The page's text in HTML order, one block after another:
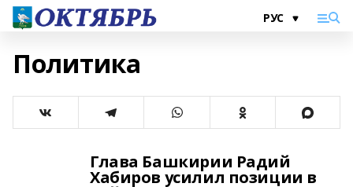
Политика
Глава Башкирии Радий
Хабиров усилил позиции в